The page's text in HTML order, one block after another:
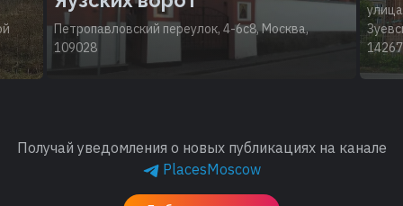
Петропавловский переулок, 4-6с8, Москва,
109028
Получай уведомления о новых публикациях на канале
PlacesMoscow